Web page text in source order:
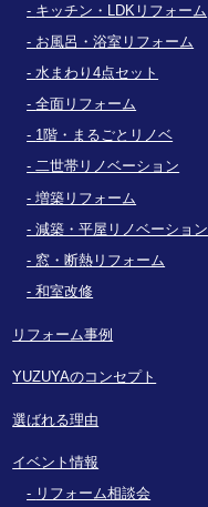
キッチン・LDKリフォーム
お風呂・浴室リフォーム
水まわり4点セット
全面リフォーム
1階・まるごとリノベ
二世帯リノベーション
増築リフォーム
減築・平屋リノベーション
窓・断熱リフォーム
和室改修
リフォーム事例
YUZUYAのコンセプト
選ばれる理由
イベント情報
リフォーム相談会